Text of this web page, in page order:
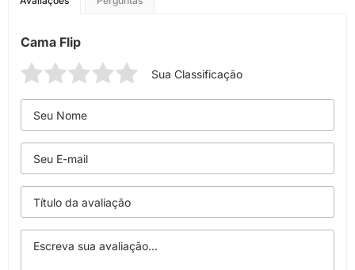
Cama Flip
Sua Classificação